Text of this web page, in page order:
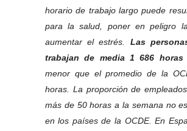
horario de trabajo largo puede
para la salud, poner en peligro
aumentar el estrés. Las
trabajan de media 1 686
menor que el promedio de la
horas. La proporción de
más de 50 horas a la semana no
en los países de la OCDE. En